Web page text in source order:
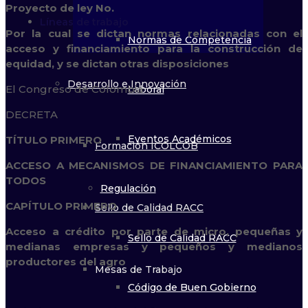
Normas de Competencia
Laboral
Eventos Académicos
Regulación
Sello de Calidad RACC
Código de Buen Gobierno
Líneas de trabajo
Desarrollo e Innovación
Formación ICOLCOB
Sello de Calidad RACC
Mesas de Trabajo
Proyecto de ley No.
Por la cual se dictan normas relacionadas con el
acceso y financiamiento para la construcción de
equidad, y se dictan otras disposiciones
El Congreso de Colombia
DECRETA
TÍTULO PRIMERO
ACCESO A MECANISMOS DE FINANCIAMIENTO PARA
TODOS
CAPÍTULO PRIMERO
Acceso a crédito por parte de micro, pequeñas y
medianas empresas y pequeños y medianos
productores del agro